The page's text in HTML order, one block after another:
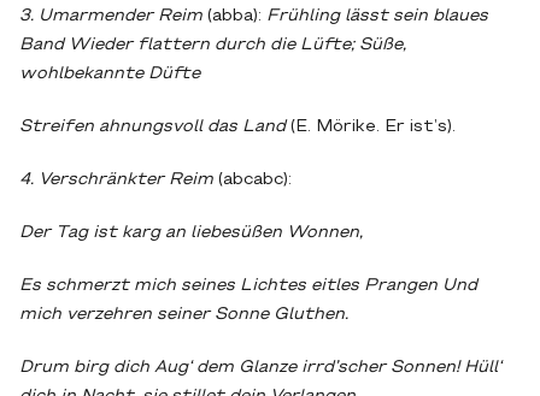
3. Umarmender Reim (abba): Frühling lässt sein blaues
Band Wieder flattern durch die Lüfte; Süße,
wohlbekannte Düfte
Streifen ahnungsvoll das Land (E. Mörike. Er ist’s).
4. Verschränkter Reim (abcabc):
Der Tag ist karg an liebesüßen Wonnen,
Es schmerzt mich seines Lichtes eitles Prangen Und
mich verzehren seiner Sonne Gluthen.
Drum birg dich Aug‘ dem Glanze irrd’scher Sonnen! Hüll‘